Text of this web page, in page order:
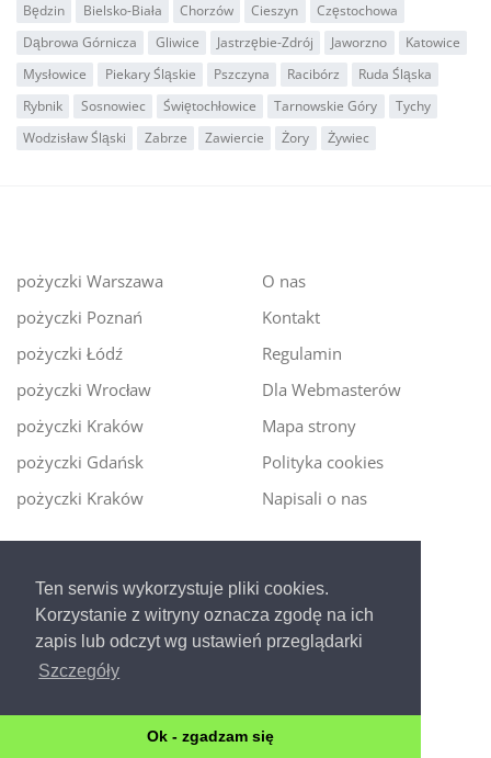
Ten serwis wykorzystuje pliki cookies.
Korzystanie z witryny oznacza zgodę na ich
zapis lub odczyt wg ustawień przeglądarki
Szczegóły
Ok - zgadzam się
Będzin Bielsko-Biała Chorzów Cieszyn
Częstochowa
Dąbrowa Górnicza
Gliwice Jastrzębie-Zdrój Jaworzno
Katowice
Mysłowice
Piekary Śląskie Pszczyna Racibórz
Ruda Śląska
Rybnik
Sosnowiec Świętochłowice Tarnowskie Góry
Tychy
Wodzisław Śląski
Zabrze Zawiercie Żory Żywiec
pożyczki Warszawa
pożyczki Poznań
pożyczki Łódź
pożyczki Wrocław
pożyczki Kraków
pożyczki Gdańsk
pożyczki Kraków
O nas
Kontakt
Regulamin
Dla Webmasterów
Mapa strony
Polityka cookies
Napisali o nas
Ekspert kredytowy online - nowa era szybkiego i
bezpiecznego pożyczania!